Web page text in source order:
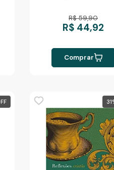
R$ 59,90
R$ 44,92
Comprar
31